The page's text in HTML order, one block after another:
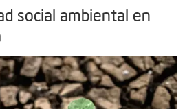
social ambiental en